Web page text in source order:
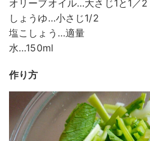
オリーブオイル…大さじ1と1／2
しょうゆ…小さじ1/2
塩こしょう…適量
水…150ml
作り方